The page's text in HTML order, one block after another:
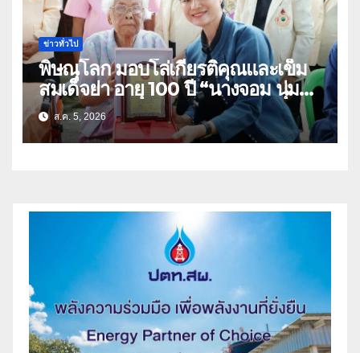
ข่าวทั่วไป
พิษณุโลก มอบโล่เกียรติคุณและเข็ม
สมเด็จย่า อายุ 100 ปี “นางจอม นุ่ม
เนตร” ตำบลบ้านกร่าง อำเภอเมือง
ส.ค. 5, 2026